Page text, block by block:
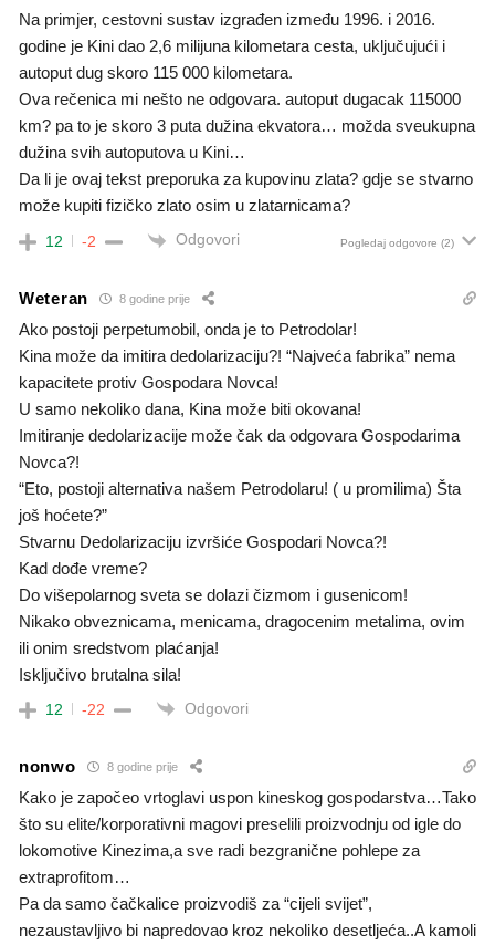
Na primjer, cestovni sustav izgrađen između 1996. i 2016.
godine je Kini dao 2,6 milijuna kilometara cesta, uključujući i
autoput dug skoro 115 000 kilometara.
Ova rečenica mi nešto ne odgovara. autoput dugacak 115000
km? pa to je skoro 3 puta dužina ekvatora… možda sveukupna
dužina svih autoputova u Kini…
Da li je ovaj tekst preporuka za kupovinu zlata? gdje se stvarno
može kupiti fizičko zlato osim u zlatarnicama?
12 -2 Odgovori Pogledaj odgovore (2)
Weteran 8 godine prije
Ako postoji perpetumobil, onda je to Petrodolar!
Kina može da imitira dedolarizaciju?! “Najveća fabrika” nema
kapacitete protiv Gospodara Novca!
U samo nekoliko dana, Kina može biti okovana!
Imitiranje dedolarizacije može čak da odgovara Gospodarima
Novca?!
“Eto, postoji alternativa našem Petrodolaru! ( u promilima) Šta
još hoćete?”
Stvarnu Dedolarizaciju izvršiće Gospodari Novca?!
Kad dođe vreme?
Do višepolarnog sveta se dolazi čizmom i gusenicom!
Nikako obveznicama, menicama, dragocenim metalima, ovim
ili onim sredstvom plaćanja!
Isključivo brutalna sila!
12 -22 Odgovori
nonwo 8 godine prije
Kako je započeo vrtoglavi uspon kineskog gospodarstva…Tako
što su elite/korporativni magovi preselili proizvodnju od igle do
lokomotive Kinezima,a sve radi bezgranične pohlepe za
extraprofitom…
Pa da samo čačkalice proizvodiš za “cijeli svijet”,
nezaustavljivo bi napredovao kroz nekoliko desetljeća..A kamoli